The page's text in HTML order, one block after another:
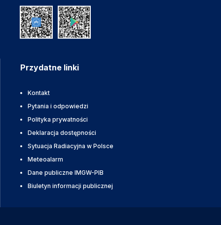
Przydatne linki
Kontakt
Pytania i odpowiedzi
Polityka prywatności
Deklaracja dostępności
Sytuacja Radiacyjna w Polsce
Meteoalarm
Dane publiczne IMGW-PIB
Biuletyn informacji publicznej